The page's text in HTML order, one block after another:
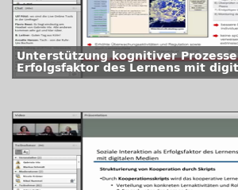
Unterstützung kognitiver
Erfolgsfaktor des Lernens mit
Medien